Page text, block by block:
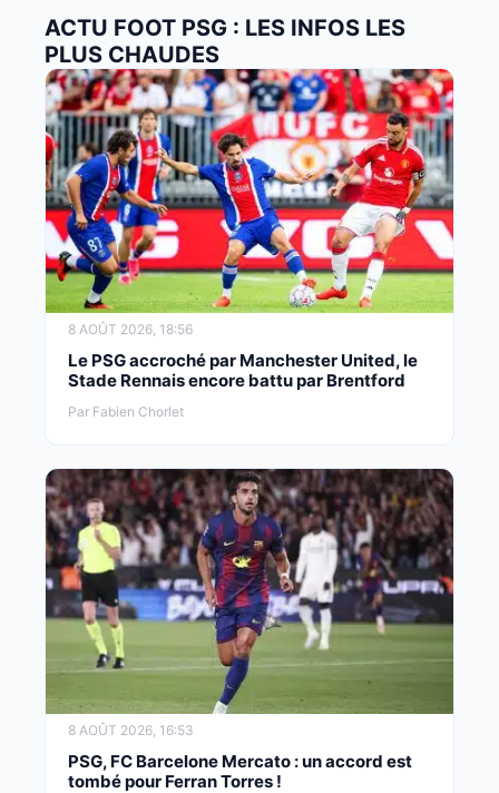
ACTU FOOT PSG : LES INFOS LES
PLUS CHAUDES
8 AOÛT 2026, 18:56
Le PSG accroché par Manchester United, le
Stade Rennais encore battu par Brentford
Par Fabien Chorlet
8 AOÛT 2026, 16:53
PSG, FC Barcelone Mercato : un accord est
tombé pour Ferran Torres !